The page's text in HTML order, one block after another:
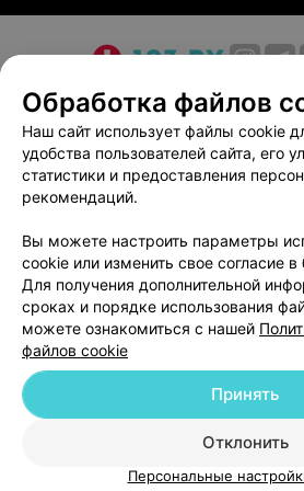
сотрудники медицинского
предотвращении
Для удобства пациентов действует
запись.
Обращаем ваше внимание,
медицинские услуги могут
противопоказания.
О проекте Новости проекта
Медицинский маркетинг
Пользовательское соглашение
Вакансии
Написать в
Персональные
Обработка
г. Минск, улица Толбухина, 2, пом.
ВЫ ВЛАДЕЛЕЦ?
Обработка файлов
Наш сайт использует файлы cookie
удобства пользователей сайта, его
статистики и предоставления
рекомендаций.
Вы можете настроить параметры
cookie или изменить свое согласие
Для получения дополнительной
сроках и порядке использования
можете ознакомиться с нашей
файлов cookie
Отклонить
Принять
Персональные